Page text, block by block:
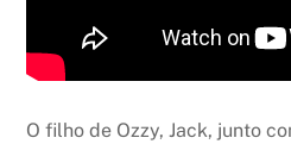
O filho de Ozzy, Jack, junto